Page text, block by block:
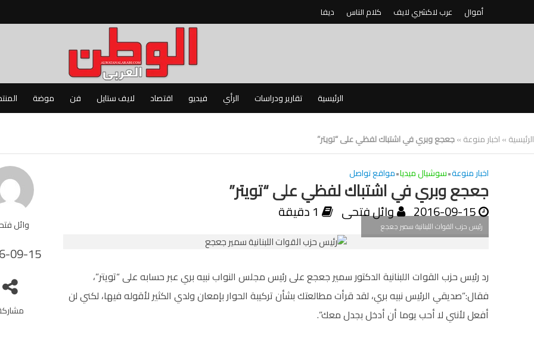
أموال عرب لاكشري لايف كلام الناس ديفا
الرئيسية تقارير ودراسات الرأي فيديو اقتصاد لايف ستايل فن موضة
الرئيسية»اخبار منوعة»جعجع وبري في اشتباك لفظي على “تويتر”
وائل
09-15
اخبار منوعة•سوشيال ميديا•مواقع تواصل
جعجع وبري في اشتباك لفظي على “تويتر”
2016-09-15 وائل فتحى 1 دقيقة
رئيس حزب القوات اللبنانية سمير جعجع
رد رئيس حزب القوات اللبنانية الدكتور سمير جعجع على رئيس مجلس النواب نبيه بري عبر حسابه على “تويتر”،
فقال:”صديقي الرئيس نبيه بري، لقد قرأت مطالعتك بشأن تركيبة الحوار بإمعان ولدي الكثير لأقوله فيها، لكني لن
أفعل لأنني لا أحب يوما أن أدخل بجدل معك”.